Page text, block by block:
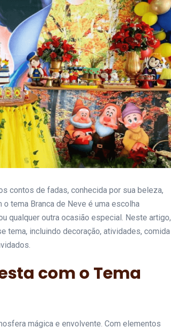
contos de fadas, conhecida por sua beleza,
tema Branca de Neve é uma escolha
qualquer outra ocasião especial. Neste artigo,
tema, incluindo decoração, atividades, comida
com o Tema
mágica e envolvente. Com elementos